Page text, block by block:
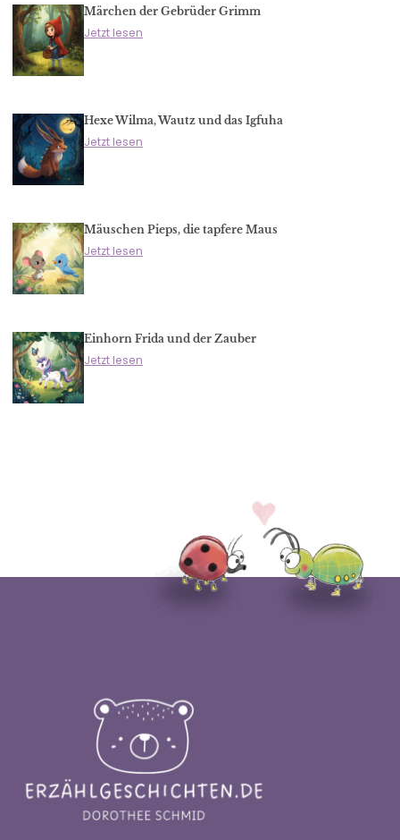
Märchen der Gebrüder Grimm
Jetzt lesen
Hexe Wilma, Wautz und das Igfuha
Jetzt lesen
Mäuschen Pieps, die tapfere Maus
Jetzt lesen
Einhorn Frida und der Zauber
Jetzt lesen